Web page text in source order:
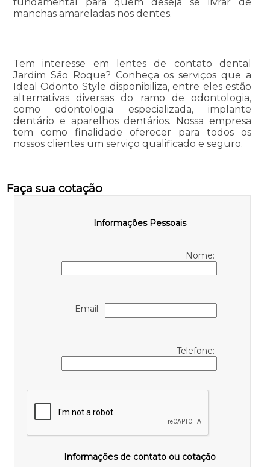
fundamental para quem deseja se livrar de
manchas amareladas nos dentes.
Tem interesse em lentes de contato dental
Jardim São Roque? Conheça os serviços que a
Ideal Odonto Style disponibiliza, entre eles estão
alternativas diversas do ramo de odontologia,
como odontologia especializada, implante
dentário e aparelhos dentários. Nossa empresa
tem como finalidade oferecer para todos os
nossos clientes um serviço qualificado e seguro.
Faça sua cotação
Informações Pessoais
Nome:
Email:
Telefone:
Informações de contato ou cotação